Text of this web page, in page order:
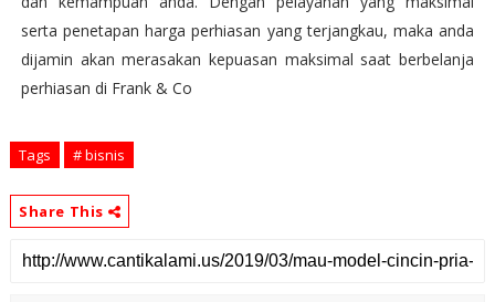
serta penetapan harga perhiasan yang terjangkau, maka anda
dijamin akan merasakan kepuasan maksimal saat berbelanja
perhiasan di Frank & Co
Tags # bisnis
Share This